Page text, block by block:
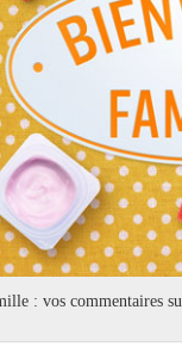
: vos commentaires